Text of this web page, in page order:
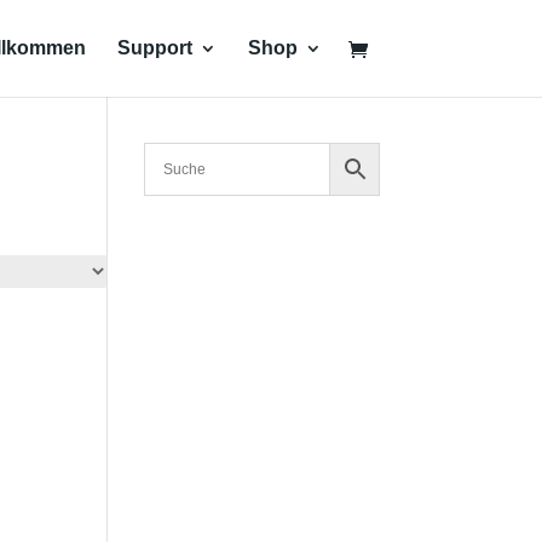
Support Shop